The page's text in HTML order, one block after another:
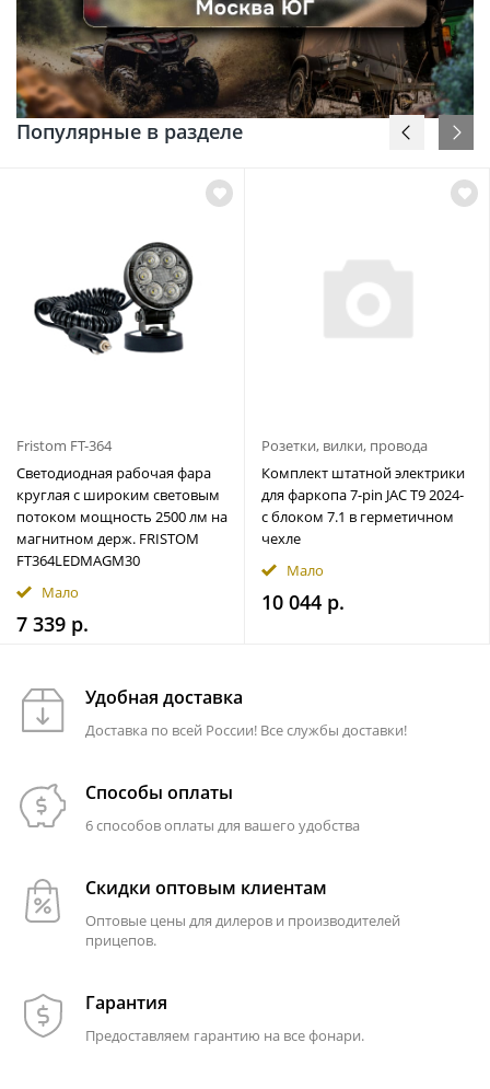
Популярные в разделе
Fristom FT-364
Светодиодная рабочая фара
круглая с широким световым
потоком мощность 2500 лм на
магнитном держ. FRISTOM
FT364LEDMAGM30
Мало
7 339 р.
Розетки, вилки, провода
Комплект штатной электрики
для фаркопа 7-pin JAC T9 2024-
с блоком 7.1 в герметичном
чехле
Мало
10 044 р.
Удобная доставка
Доставка по всей России! Все службы доставки!
Способы оплаты
6 способов оплаты для вашего удобства
Скидки оптовым клиентам
Оптовые цены для дилеров и производителей
прицепов.
Гарантия
Предоставляем гарантию на все фонари.